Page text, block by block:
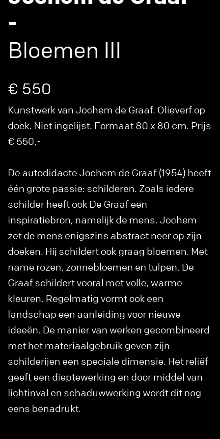
-
Bloemen III
€ 550
Kunstwerk van Jochem de Graaf. Olieverf op
doek. Niet ingelijst. Formaat 80 x 80 cm. Prijs
€ 550,-
De autodidacte Jochem de Graaf (1954) heeft
één grote passie: schilderen. Zoals iedere
schilder heeft ook De Graaf een
inspiratiebron, namelijk de mens. Jochem
zet de mens enigszins abstract neer op zijn
doeken. Hij schildert ook graag bloemen. Met
name rozen, zonnebloemen en tulpen. De
Graaf schildert vooral met volle, warme
kleuren. Regelmatig vormt ook een
landschap een aanleiding voor nieuwe
ideeën. De manier van werken gecombineerd
met het materiaalgebruik geven zijn
schilderijen een speciale dimensie. Het reliëf
geeft een dieptewerking en door middel van
lichtinval en schaduwwerking wordt dit nog
eens benadrukt.